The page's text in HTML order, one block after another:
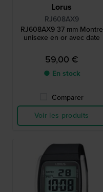
Lorus
RJ608AX9
RJ608AX9 37 mm Montre
unisexe en or avec date
59,00 €
● En stock
Comparer
Voir les produits